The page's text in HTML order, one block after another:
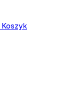
Koszyk